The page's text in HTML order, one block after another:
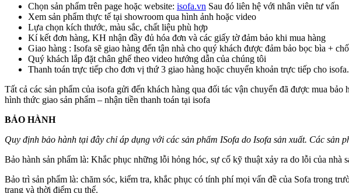
Chọn sản phẩm trên page hoặc website: isofa.vn Sau đó liên hệ với nhân viên tư vấn
Xem sản phẩm thực tế tại showroom qua hình ảnh hoặc video
Lựa chọn kích thước, màu sắc, chất liệu phù hợp
Kí kết đơn hàng, KH nhận đầy đủ hóa đơn và các giấy tờ đảm bảo khi mua hàng
Giao hàng : Isofa sẽ giao hàng đến tận nhà cho quý khách được đảm bảo bọc bìa +
Quý khách lắp đặt chân ghế theo video hướng dẫn của chúng tôi
Thanh toán trực tiếp cho đơn vị thứ 3 giao hàng hoặc chuyển khoản trực tiếp cho isofa.
Tất cả các sản phẩm của isofa gửi đến khách hàng qua đối tác vận chuyển đã được mua
hình thức giao sản phẩm – nhận tiền thanh toán tại isofa
BẢO HÀNH
Quy định bảo hành tại đây chỉ áp dụng với các sản phẩm ISofa do Isofa sản xuất. Các sản
Bảo hành sản phẩm là: Khắc phục những lỗi hỏng hóc, sự cố kỹ thuật xảy ra do lỗi của nhà
Bảo trì sản phẩm là: chăm sóc, kiểm tra, khắc phục có tính phí mọi vấn đề của Sofa trong
trạng và thời điểm cụ thể.